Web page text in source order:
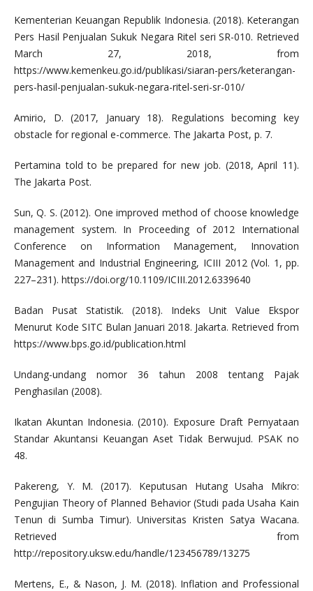
Kementerian Keuangan Republik Indonesia. (2018). Keterangan
Pers Hasil Penjualan Sukuk Negara Ritel seri SR-010. Retrieved
March 27, 2018, from
https://www.kemenkeu.go.id/publikasi/siaran-pers/keterangan-
pers-hasil-penjualan-sukuk-negara-ritel-seri-sr-010/
Amirio, D. (2017, January 18). Regulations becoming key
obstacle for regional e-commerce. The Jakarta Post, p. 7.
Pertamina told to be prepared for new job. (2018, April 11).
The Jakarta Post.
Sun, Q. S. (2012). One improved method of choose knowledge
management system. In Proceeding of 2012 International
Conference on Information Management, Innovation
Management and Industrial Engineering, ICIII 2012 (Vol. 1, pp.
227–231). https://doi.org/10.1109/ICIII.2012.6339640
Badan Pusat Statistik. (2018). Indeks Unit Value Ekspor
Menurut Kode SITC Bulan Januari 2018. Jakarta. Retrieved from
https://www.bps.go.id/publication.html
Undang-undang nomor 36 tahun 2008 tentang Pajak
Penghasilan (2008).
Ikatan Akuntan Indonesia. (2010). Exposure Draft Pernyataan
Standar Akuntansi Keuangan Aset Tidak Berwujud. PSAK no
48.
Pakereng, Y. M. (2017). Keputusan Hutang Usaha Mikro:
Pengujian Theory of Planned Behavior (Studi pada Usaha Kain
Tenun di Sumba Timur). Universitas Kristen Satya Wacana.
Retrieved from
http://repository.uksw.edu/handle/123456789/13275
Mertens, E., & Nason, J. M. (2018). Inflation and Professional